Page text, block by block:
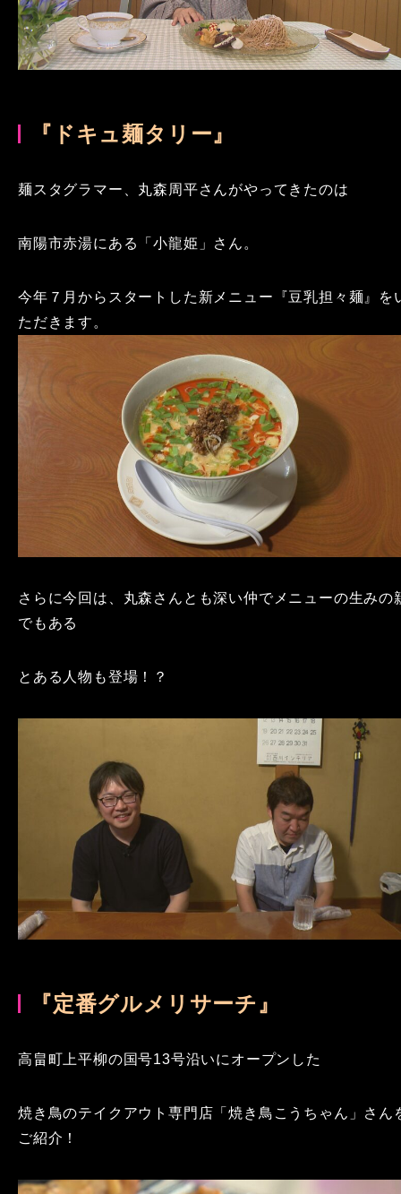
『ドキュ麺タリー』
麺スタグラマー、丸森周平さんがやってきたのは
南陽市赤湯にある「小龍姫」さん。
今年７月からスタートした新メニュー『豆乳担々麺』を
ただきます。
さらに今回は、丸森さんとも深い仲でメニューの生みの
でもある
とある人物も登場！？
『定番グルメリサーチ』
高畠町上平柳の国号13号沿いにオープンした
焼き鳥のテイクアウト専門店「焼き鳥こうちゃん」さん
ご紹介！